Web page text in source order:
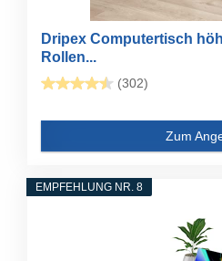
Dripex Computertisch
Rollen...
(302)
Zum
EMPFEHLUNG NR. 8